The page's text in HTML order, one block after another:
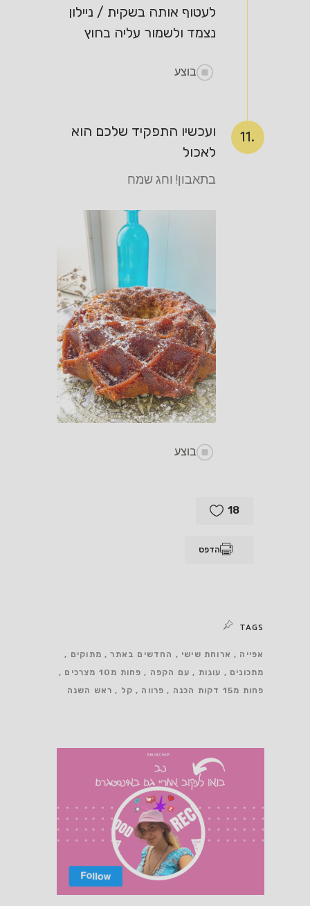
לעטוף אותה בשקית / ניילון
נצמד ולשמור עליה בחוץ
בוצע
11.
ועכשיו התפקיד שלכם הוא
לאכול
בתאבון! וחג שמח
בוצע
18
הדפס
TAGS
אפייה ארוחת שישי החדשים באתר
מתוקים
מתכונים
עוגות עם הקפה
פחות מ10 מצרכים
פחות מ15 דקות הכנה
פרווה קל ראש השנה